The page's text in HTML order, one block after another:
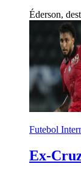
Éderson,
Futebol
Ex-